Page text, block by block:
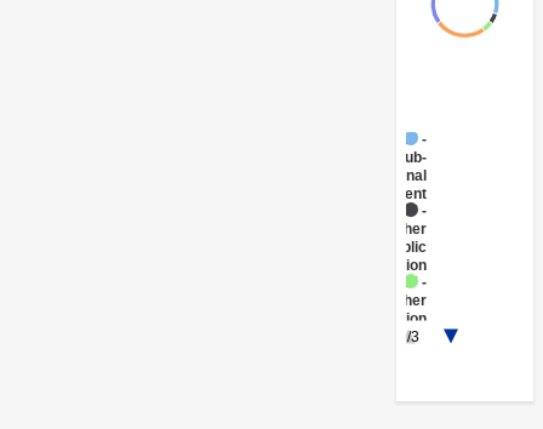
Government
Administration
Transportation
FY17 -